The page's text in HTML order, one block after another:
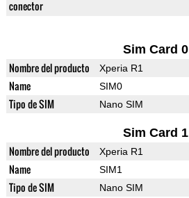
conector
Sim Card 0
Nombre del producto Xperia R1
Name SIM0
Tipo de SIM Nano SIM
Sim Card 1
Nombre del producto Xperia R1
Name SIM1
Tipo de SIM Nano SIM